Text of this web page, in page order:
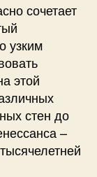
сочетает
узким
этой
стен до
–